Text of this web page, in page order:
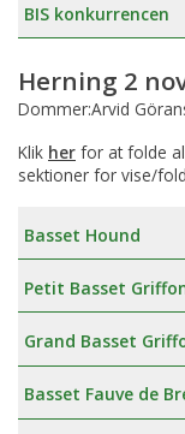
BIS konkurrencen
Herning 2
Dommer:Arvid
Klik her for at folde
sektioner for vise/
Basset Hound
Petit Basset
Grand Basset
Basset Fauve de